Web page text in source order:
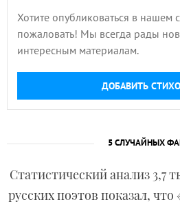
Хотите опубликоваться в нашем
пожаловать! Мы всегда рады
интересным материалам.
ДОБАВИТЬ
5 СЛУЧАЙНЫХ
Статистический анализ 3,7
русских поэтов показал,